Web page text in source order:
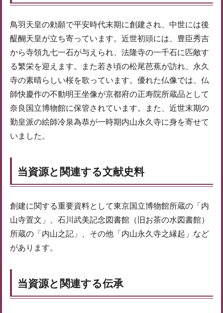
鳥羽天皇の勅願で平安時代末期に創建され、中世には後
醍醐天皇が立ち寄っています。近世初頭には、豊臣秀吉
から寺領九七一石が与えられ、法隆寺の一千石に匹敵す
る繁栄を迎えます。また若き頃の松尾芭蕉が訪れ、永久
寺の素晴らしい桜を歌っています。優れた仏像では、仏
師快慶作の不動明王坐像が京都府の正寿院所蔵品として
奈良国立博物館に保管されています。また、近世末期の
勤皇派の絵師冷泉為恭が一時期内山永久寺に身を寄せて
いました。
当資源と関連する文献史料
創建に関する重要資料として東京国立博物館所蔵の「内
山寺置文」、石川武美記念図書館（旧お茶の水図書館）
所蔵の「内山之記」、その他「内山永久寺之縁起」など
があります。
当資源と関連する伝承